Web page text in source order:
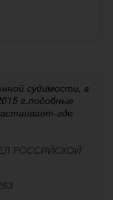
судимости, в
г.подобные
где
РОССИЙСКОЙ